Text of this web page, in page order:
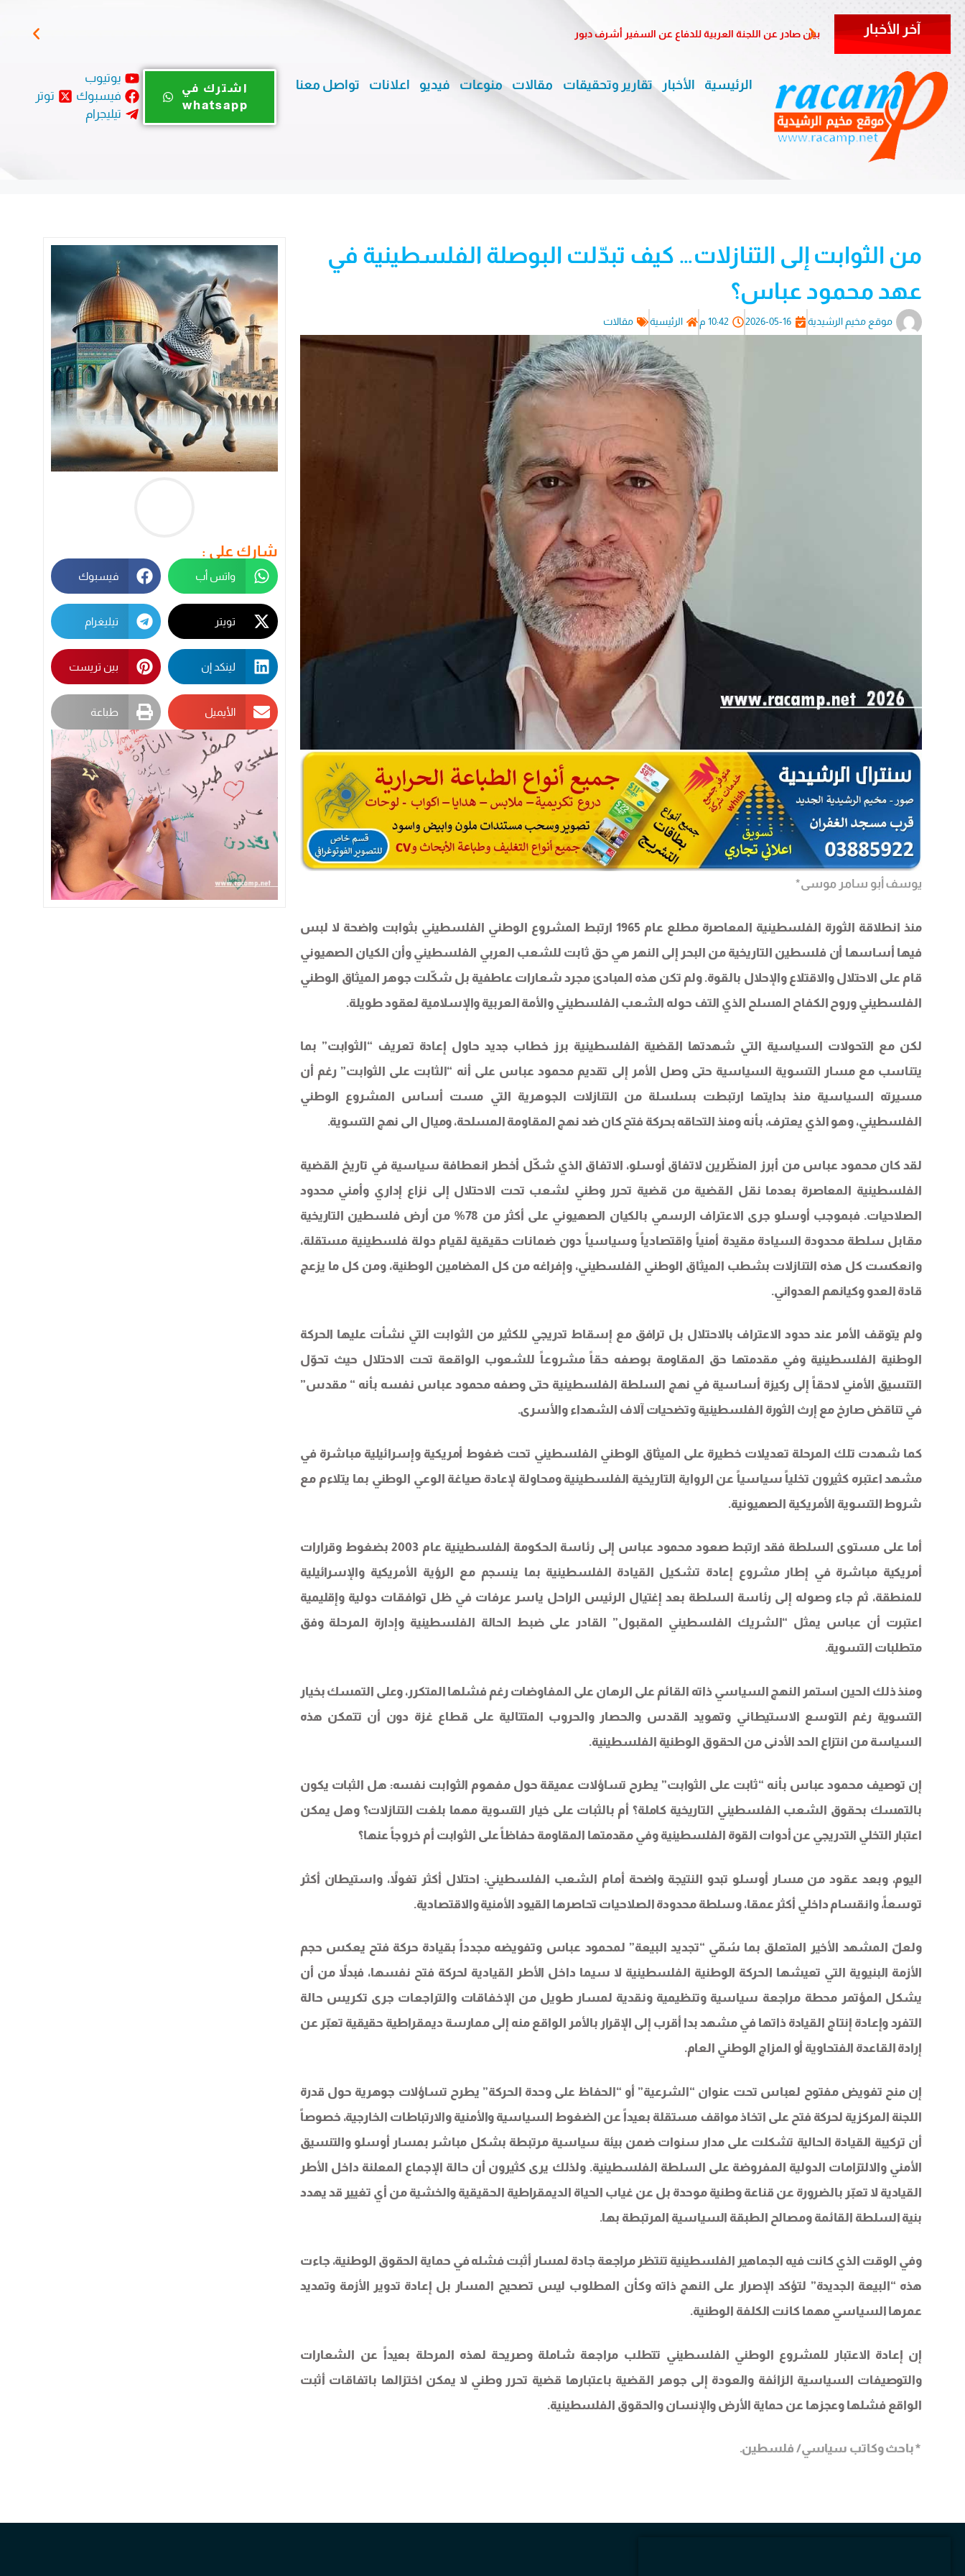
آخر الأخبار بيان صادر عن اللجنة العربية للدفاع عن السفير أشرف دبور
الرئيسية الأخبار تقارير وتحقيقات مقالات منوعات فيديو اعلانات تواصل معنا
يوتيوب
فيسبوك
توتر
تيليجرام
اشترك في
whatsapp
من الثوابت إلى التنازلات… كيف تبدّلت البوصلة الفلسطينية في
عهد محمود عباس؟
موقع مخيم الرشيدية 2026-05-16 10:42 م الرئيسية مقالات
يوسف أبو سامر موسى*
منذ انطلاقة الثورة الفلسطينية المعاصرة مطلع عام 1965 ارتبط المشروع الوطني الفلسطيني بثوابت واضحة لا لبس
فيها أساسها أن فلسطين التاريخية من البحر إلى النهر هي حق ثابت للشعب العربي الفلسطيني وأن الكيان الصهيوني
قام على الاحتلال والاقتلاع والإحلال بالقوة. ولم تكن هذه المبادئ مجرد شعارات عاطفية بل شكّلت جوهر الميثاق الوطني
الفلسطيني وروح الكفاح المسلح الذي التف حوله الشعب الفلسطيني والأمة العربية والإسلامية لعقود طويلة.
لكن مع التحولات السياسية التي شهدتها القضية الفلسطينية برز خطاب جديد حاول إعادة تعريف “الثوابت” بما
يتناسب مع مسار التسوية السياسية حتى وصل الأمر إلى تقديم محمود عباس على أنه “الثابت على الثوابت” رغم أن
مسيرته السياسية منذ بدايتها ارتبطت بسلسلة من التنازلات الجوهرية التي مست أساس المشروع الوطني
الفلسطيني، وهو الذي يعترف، بأنه ومنذ التحاقه بحركة فتح كان ضد نهج المقاومة المسلحة، وميال الى نهج التسوية.
لقد كان محمود عباس من أبرز المنظّرين لاتفاق أوسلو، الاتفاق الذي شكّل أخطر انعطافة سياسية في تاريخ القضية
الفلسطينية المعاصرة بعدما نقل القضية من قضية تحرر وطني لشعب تحت الاحتلال إلى نزاع إداري وأمني محدود
الصلاحيات. فبموجب أوسلو جرى الاعتراف الرسمي بالكيان الصهيوني على أكثر من 78% من أرض فلسطين التاريخية
مقابل سلطة محدودة السيادة مقيدة أمنياً واقتصادياً وسياسياً دون ضمانات حقيقية لقيام دولة فلسطينية مستقلة،
وانعكست كل هذه التنازلات بشطب الميثاق الوطني الفلسطيني، وإفراغه من كل المضامين الوطنية، ومن كل ما يزعج
قادة العدو وكيانهم العدواني.
ولم يتوقف الأمر عند حدود الاعتراف بالاحتلال بل ترافق مع إسقاط تدريجي للكثير من الثوابت التي نشأت عليها الحركة
الوطنية الفلسطينية وفي مقدمتها حق المقاومة بوصفه حقاً مشروعاً للشعوب الواقعة تحت الاحتلال حيث تحوّل
التنسيق الأمني لاحقاً إلى ركيزة أساسية في نهج السلطة الفلسطينية حتى وصفه محمود عباس نفسه بأنه “ مقدس”
في تناقض صارخ مع إرث الثورة الفلسطينية وتضحيات آلاف الشهداء والأسرى.
كما شهدت تلك المرحلة تعديلات خطيرة على الميثاق الوطني الفلسطيني تحت ضغوط أمريكية وإسرائيلية مباشرة في
مشهد اعتبره كثيرون تخلياً سياسياً عن الرواية التاريخية الفلسطينية ومحاولة لإعادة صياغة الوعي الوطني بما يتلاءم مع
شروط التسوية الأمريكية الصهيونية.
أما على مستوى السلطة فقد ارتبط صعود محمود عباس إلى رئاسة الحكومة الفلسطينية عام 2003 بضغوط وقرارات
أمريكية مباشرة في إطار مشروع إعادة تشكيل القيادة الفلسطينية بما ينسجم مع الرؤية الأمريكية والإسرائيلية
للمنطقة، ثم جاء وصوله إلى رئاسة السلطة بعد إغتيال الرئيس الراحل ياسر عرفات في ظل توافقات دولية وإقليمية
اعتبرت أن عباس يمثل “الشريك الفلسطيني المقبول” القادر على ضبط الحالة الفلسطينية وإدارة المرحلة وفق
متطلبات التسوية.
ومنذ ذلك الحين استمر النهج السياسي ذاته القائم على الرهان على المفاوضات رغم فشلها المتكرر، وعلى التمسك بخيار
التسوية رغم التوسع الاستيطاني وتهويد القدس والحصار والحروب المتتالية على قطاع غزة دون أن تتمكن هذه
السياسة من انتزاع الحد الأدنى من الحقوق الوطنية الفلسطينية.
إن توصيف محمود عباس بأنه “ثابت على الثوابت” يطرح تساؤلات عميقة حول مفهوم الثوابت نفسه: هل الثبات يكون
بالتمسك بحقوق الشعب الفلسطيني التاريخية كاملة؟ أم بالثبات على خيار التسوية مهما بلغت التنازلات؟ وهل يمكن
اعتبار التخلي التدريجي عن أدوات القوة الفلسطينية وفي مقدمتها المقاومة حفاظاً على الثوابت أم خروجاً عنها؟
اليوم، وبعد عقود من مسار أوسلو تبدو النتيجة واضحة أمام الشعب الفلسطيني: احتلال أكثر تغولاً، واستيطان أكثر
توسعاً، وانقسام داخلي أكثر عمقا، وسلطة محدودة الصلاحيات تحاصرها القيود الأمنية والاقتصادية.
ولعلّ المشهد الأخير المتعلق بما سُمّي “تجديد البيعة” لمحمود عباس وتفويضه مجدداً بقيادة حركة فتح يعكس حجم
الأزمة البنيوية التي تعيشها الحركة الوطنية الفلسطينية لا سيما داخل الأطر القيادية لحركة فتح نفسها، فبدلاً من أن
يشكل المؤتمر محطة مراجعة سياسية وتنظيمية ونقدية لمسار طويل من الإخفاقات والتراجعات جرى تكريس حالة
التفرد وإعادة إنتاج القيادة ذاتها في مشهد بدا أقرب إلى الإقرار بالأمر الواقع منه إلى ممارسة ديمقراطية حقيقية تعبّر عن
إرادة القاعدة الفتحاوية أو المزاج الوطني العام.
إن منح تفويض مفتوح لعباس تحت عنوان “الشرعية” أو “الحفاظ على وحدة الحركة” يطرح تساؤلات جوهرية حول قدرة
اللجنة المركزية لحركة فتح على اتخاذ مواقف مستقلة بعيداً عن الضغوط السياسية والأمنية والارتباطات الخارجية، خصوصاً
أن تركيبة القيادة الحالية تشكلت على مدار سنوات ضمن بيئة سياسية مرتبطة بشكل مباشر بمسار أوسلو والتنسيق
الأمني والالتزامات الدولية المفروضة على السلطة الفلسطينية. ولذلك يرى كثيرون أن حالة الإجماع المعلنة داخل الأطر
القيادية لا تعبّر بالضرورة عن قناعة وطنية موحدة بل عن غياب الحياة الديمقراطية الحقيقية والخشية من أي تغيير قد يهدد
بنية السلطة القائمة ومصالح الطبقة السياسية المرتبطة بها.
وفي الوقت الذي كانت فيه الجماهير الفلسطينية تنتظر مراجعة جادة لمسار أثبت فشله في حماية الحقوق الوطنية، جاءت
هذه “البيعة الجديدة” لتؤكد الإصرار على النهج ذاته وكأن المطلوب ليس تصحيح المسار بل إعادة تدوير الأزمة وتمديد
عمرها السياسي مهما كانت الكلفة الوطنية.
إن إعادة الاعتبار للمشروع الوطني الفلسطيني تتطلب مراجعة شاملة وصريحة لهذه المرحلة بعيداً عن الشعارات
والتوصيفات السياسية الزائفة والعودة إلى جوهر القضية باعتبارها قضية تحرر وطني لا يمكن اختزالها باتفاقات أثبت
الواقع فشلها وعجزها عن حماية الأرض والإنسان والحقوق الفلسطينية.
*باحث وكاتب سياسي/ فلسطين.
شارك على :
واتس أب فيسبوك
تويتر تيليغرام
لينكد إن بين تريست
الأيميل طباعة